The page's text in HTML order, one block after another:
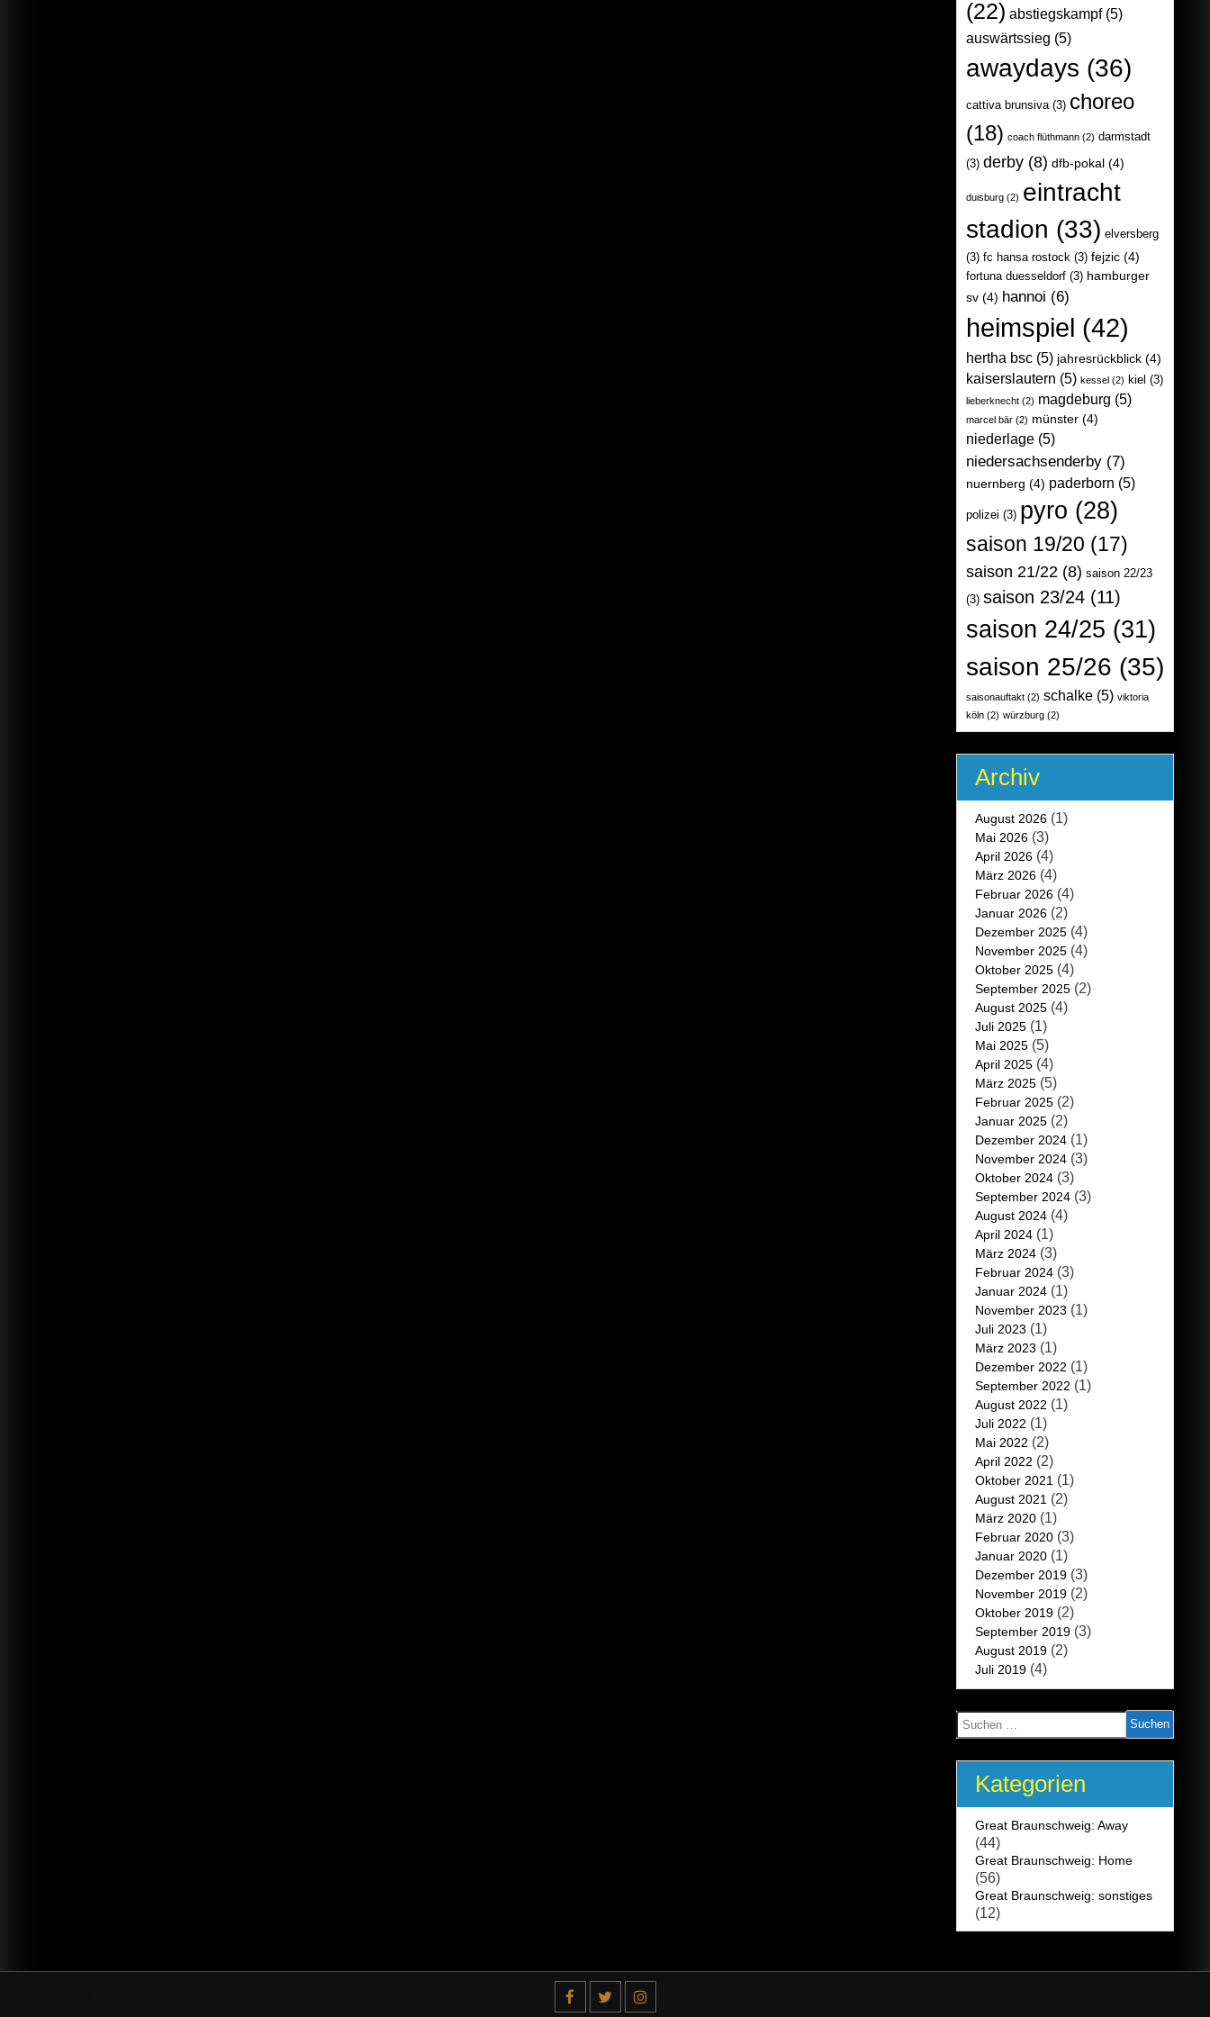
(22) abstiegskampf(5)
auswärtssieg (5)
awaydays (36)
cattiva brunsiva(3) choreo
(18) coach flüthmann(2) darmstadt
(3) derby(8) dfb-pokal(4)
duisburg(2) eintracht
stadion (33) elversberg
(3) fc hansa rostock(3) fejzic(4)
fortuna duesseldorf(3) hamburger
sv(4) hannoi (6)
heimspiel (42)
hertha bsc(5) jahresrückblick(4)
kaiserslautern (5) kessel (2) kiel (3)
lieberknecht(2) magdeburg (5)
marcel bär(2) münster(4)
niederlage(5)
niedersachsenderby(7)
nuernberg (4) paderborn (5)
polizei (3) pyro (28)
saison 19/20 (17)
saison 21/22(8) saison 22/23
(3) saison 23/24(11)
saison 24/25 (31)
saison 25/26 (35)
saisonauftakt(2) schalke(5) viktoria
köln(2) würzburg(2)
Archiv
August 2026(1)
Mai 2026(3)
April 2026(4)
März 2026(4)
Februar 2026(4)
Januar 2026(2)
Dezember 2025(4)
November 2025(4)
Oktober 2025(4)
September 2025(2)
August 2025(4)
Juli 2025(1)
Mai 2025(5)
April 2025(4)
März 2025(5)
Februar 2025(2)
Januar 2025(2)
Dezember 2024(1)
November 2024(3)
Oktober 2024(3)
September 2024(3)
August 2024(4)
April 2024(1)
März 2024(3)
Februar 2024(3)
Januar 2024(1)
November 2023 (1)
Juli 2023 (1)
März 2023 (1)
Dezember 2022 (1)
September 2022 (1)
August 2022 (1)
Juli 2022 (1)
Mai 2022 (2)
April 2022 (2)
Oktober 2021 (1)
August 2021 (2)
März 2020(1)
Februar 2020(3)
Januar 2020(1)
Dezember 2019(3)
November 2019(2)
Oktober 2019(2)
September 2019(3)
August 2019(2)
Juli 2019(4)
Suchen
nach:
Kategorien
Great Braunschweig: Away
(44)
Great Braunschweig: Home
(56)
Great Braunschweig: sonstiges
(12)